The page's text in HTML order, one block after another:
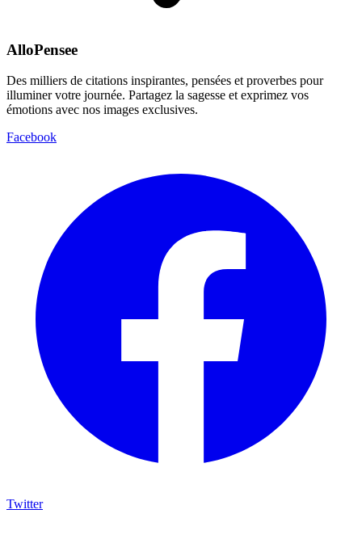
AlloPensee
Des milliers de citations inspirantes, pensées et proverbes pour
illuminer votre journée. Partagez la sagesse et exprimez vos
émotions avec nos images exclusives.
Facebook
Twitter